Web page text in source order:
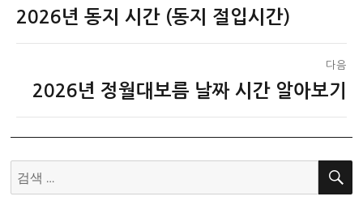
탐
이
2026년 동지 시간 (동지 절입시간)
다음
글:
2026년 정월대보름 날짜 시간 알아보기
검
색:
검